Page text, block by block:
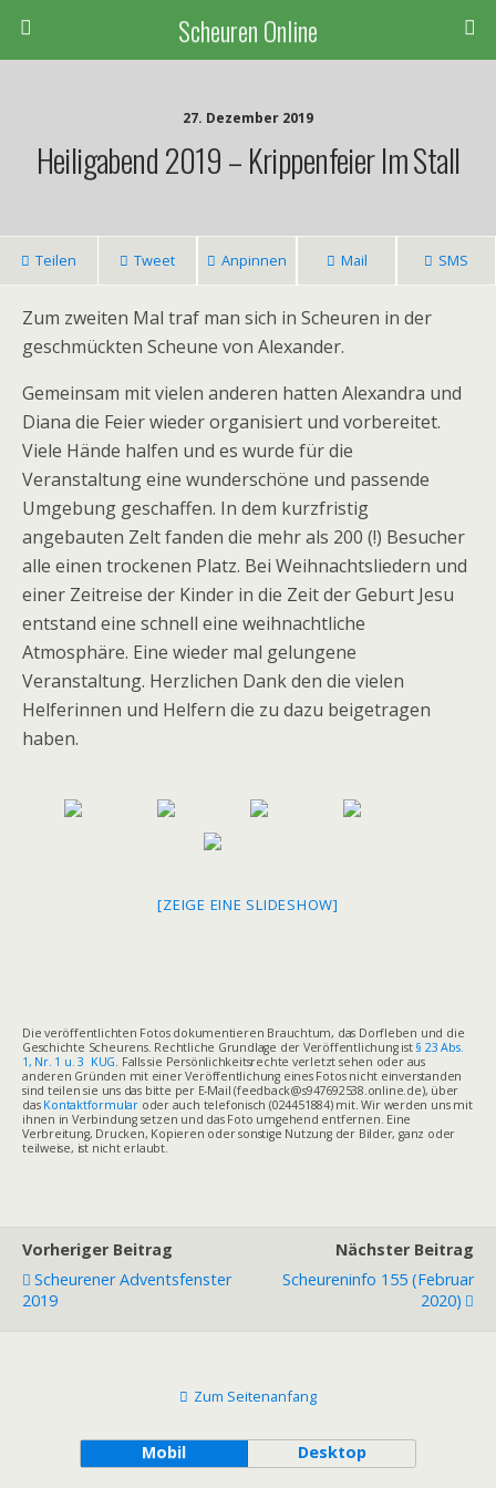
Scheuren Online
27. Dezember 2019
Heiligabend 2019 – Krippenfeier Im Stall
Teilen Tweet Anpinnen Mail SMS
Zum zweiten Mal traf man sich in Scheuren in der
geschmückten Scheune von Alexander.
Gemeinsam mit vielen anderen hatten Alexandra und
Diana die Feier wieder organisiert und vorbereitet.
Viele Hände halfen und es wurde für die
Veranstaltung eine wunderschöne und passende
Umgebung geschaffen. In dem kurzfristig
angebauten Zelt fanden die mehr als 200 (!) Besucher
alle einen trockenen Platz. Bei Weihnachtsliedern und
einer Zeitreise der Kinder in die Zeit der Geburt Jesu
entstand eine schnell eine weihnachtliche
Atmosphäre. Eine wieder mal gelungene
Veranstaltung. Herzlichen Dank den die vielen
Helferinnen und Helfern die zu dazu beigetragen
haben.
[ZEIGE EINE SLIDESHOW]
Die veröffentlichten Fotos dokumentieren Brauchtum, das Dorfleben und die
Geschichte Scheurens. Rechtliche Grundlage der Veröffentlichung ist§ 23 Abs.
1, Nr. 1 u. 3 KUG. Falls sie Persönlichkeitsrechte verletzt sehen oder aus
anderen Gründen mit einer Veröffentlichung eines Fotos nicht einverstanden
sind teilen sie uns das bitte per E-Mail (feedback@s947692538.online.de), über
das Kontaktformularoder auch telefonisch (024451884) mit. Wir werden uns mit
ihnen in Verbindung setzen und das Foto umgehend entfernen. Eine
Verbreitung, Drucken, Kopieren oder sonstige Nutzung der Bilder, ganz oder
teilweise, ist nicht erlaubt.
Vorheriger Beitrag
Scheurener Adventsfenster
2019
Nächster Beitrag
Scheureninfo 155 (Februar
2020)
Zum Seitenanfang
Mobil Desktop